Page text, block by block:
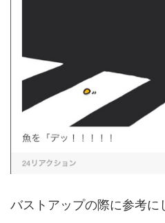
バストアップの際に参考に